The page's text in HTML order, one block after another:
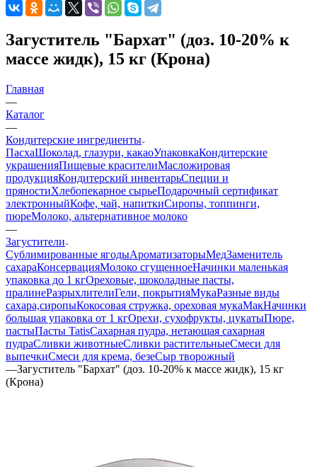
Загуститель "Бархат" (доз. 10-20% к
массе жидк), 15 кг (Крона)
Главная
—
Каталог
—
Кондитерские ингредиенты
ПасхаШоколад, глазури, какаоУпаковкаКондитерские
украшенияПищевые красителиМасложировая
продукцияКондитерский инвентарьСпеции и
пряностиХлебопекарное сырьеПодарочный сертификат
электронныйКофе, чай, напиткиСиропы, топпинги,
пюреМолоко, альтернативное молоко
—
Загустители
Сублимированные ягодыАроматизаторыМедЗаменитель
сахараКонсервацияМолоко сгущенноеНачинки маленькая
упаковка до 1 кгОреховые, шоколадные пасты,
пралинеРазрыхлителиГели, покрытияМукаРазные виды
сахара,сиропыКокосовая стружка, ореховая мукаМакНачинки
большая упаковка от 1 кгОрехи, сухофрукты, цукатыПюре,
пастыПасты TatisСахарная пудра, нетающая сахарная
пудраСливки животныеСливки растительныеСмеси для
выпечкиСмеси для крема, безеСыр творожный
—Загуститель "Бархат" (доз. 10-20% к массе жидк), 15 кг
(Крона)